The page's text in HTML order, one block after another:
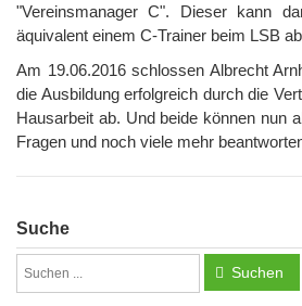
"Vereinsmanager C". Dieser kann
äquivalent einem C-Trainer beim LSB
Am 19.06.2016 schlossen Albrecht
die Ausbildung erfolgreich durch die
Hausarbeit ab. Und beide können nun
Fragen und noch viele mehr
Suche
Suchen